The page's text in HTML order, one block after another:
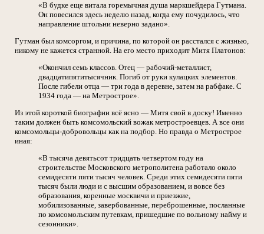
«В будке еще витала горемычная душа маркшейдера Гутмана.
Он повесился здесь неделю назад, когда ему почудилось, что
направление штольни неверно задано».
Гутман был комсоргом, и причина, по которой он расстался с жизнью,
никому не кажется странной. На его место приходит Митя Платонов:
«Окончил семь классов. Отец — рабочий-металлист,
двадцатипятитысячник. Погиб от руки кулацких элементов.
После гибели отца — три года в деревне, затем на рабфаке. С
1934 года — на Метрострое».
Из этой короткой биографии всё ясно — Митя свой в доску! Именно
таким должен быть комсомольский вожак метростроевцев. А все они
комсомольцы-добровольцы как на подбор. Но правда о Метрострое
иная:
«В тысяча девятьсот тридцать четвертом году на
строительстве Московского метрополитена работало около
семидесяти пяти тысяч человек. Среди этих семидесяти пяти
тысяч были люди и с высшим образованием, и вовсе без
образования, коренные москвичи и приезжие,
мобилизованные, завербованные, переброшенные, посланные
по комсомольским путевкам, пришедшие по вольному найму и
сезонники».